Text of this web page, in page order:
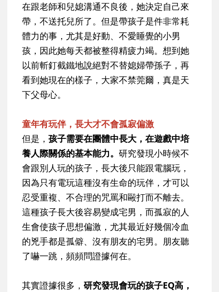
在跟老師和兒媳溝通不良後，她決定自己來
帶，不送托兒所了。但是帶孩子是件非常耗
體力的事，尤其是好動、不愛睡覺的小男
孩，因此她每天都被整得精疲力竭。想到她
以前斬釘截鐵地說絕對不替媳婦帶孫子，再
看到她現在的樣子，大家不禁莞爾，真是天
下父母心。
童年有玩伴，長大才不會孤寂偏激
但是， 孩子需要在團體中長大，在遊戲中培
養人際關係的基本能力。 研究發現小時候不
會跟別人玩的孩子，長大後只能跟電腦玩，
因為只有電玩這種沒有生命的玩伴，才可以
忍受重複、不合理的咒罵和毆打而不離去。
這種孩子長大後容易變成宅男，而孤寂的人
生會使孩子思想偏激，尤其最近好幾個冷血
的兇手都是孤僻、沒有朋友的宅男。朋友聽
了嚇一跳，頻頻問證據何在。
其實證據很多， 研究發現會玩的孩子EQ高，